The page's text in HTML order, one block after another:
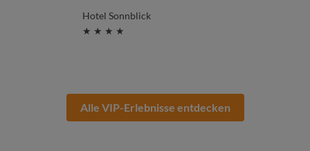
Hotel Sonnblick
★ ★ ★ ★
Alle VIP-Erlebnisse entdecken